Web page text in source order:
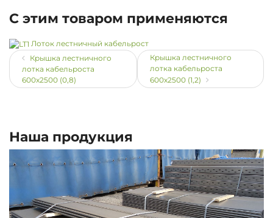
С этим товаром применяются
Лоток лестничный кабельрост
Крышка лестничного
лотка кабельроста
600х2500 (0,8)
Крышка лестничного
лотка кабельроста
600х2500 (1,2)
Наша продукция